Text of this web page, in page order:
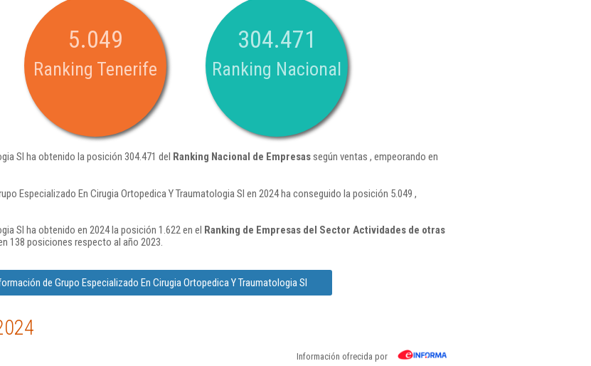
5.049
Ranking Tenerife
304.471
Ranking Nacional
Sl ha obtenido la posición 304.471 del Ranking Nacional de Empresassegún ventas , empeorando en
Especializado En Cirugia Ortopedica Y Traumatologia Sl en 2024 ha conseguido la posición 5.049 ,
Sl ha obtenido en 2024 la posición 1.622 en el Ranking de Empresas del Sector Actividades de otras
138 posiciones respecto al año 2023.
de Grupo Especializado En Cirugia Ortopedica Y Traumatologia Sl
Información ofrecida por